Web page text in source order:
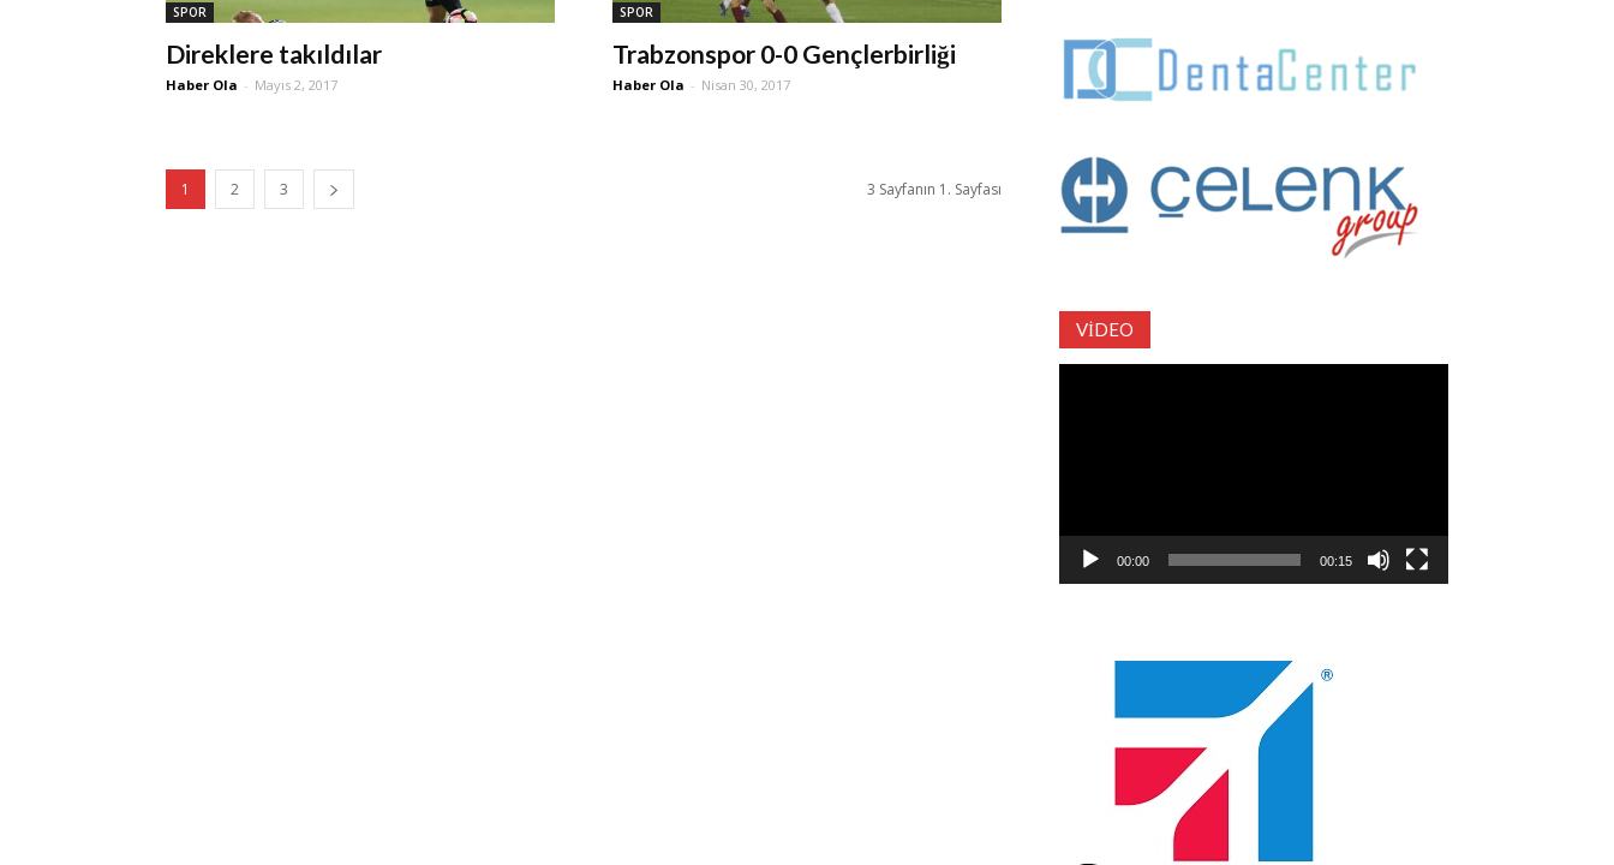
SPOR
Direklere takıldılar
Haber Ola - Mayıs 2, 2017
SPOR
Trabzonspor 0-0 Gençlerbirliği
Haber Ola - Nisan 30, 2017
1 2 3 3 Sayfanın 1. Sayfası
VIDEO
00:00 00:15